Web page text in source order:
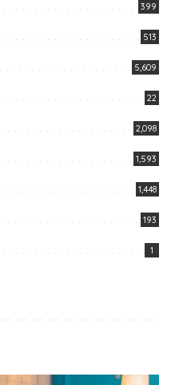
399
513
5,609
22
2,098
1,593
1,448
193
1